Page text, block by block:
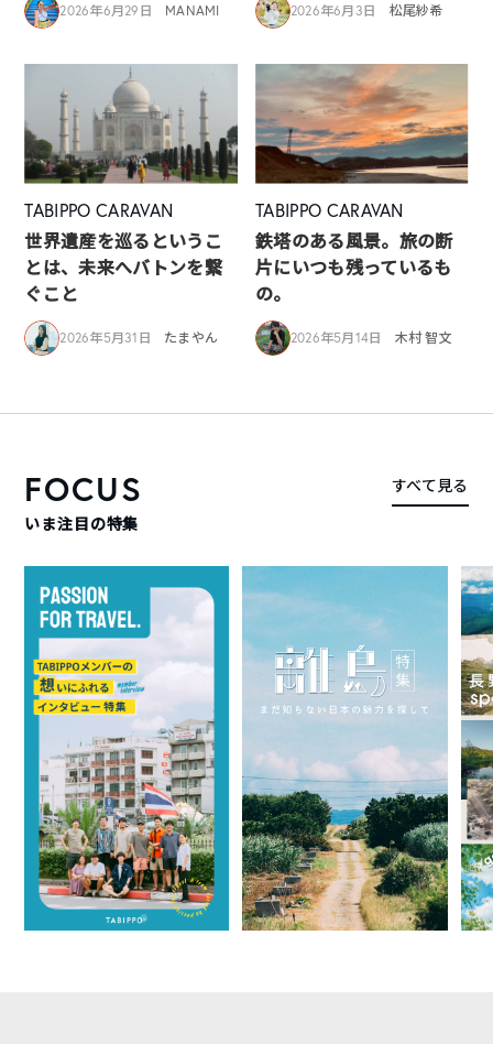
2026年6月29日 MANAMI 2026年6月3日 松尾紗希
TABIPPO CARAVAN
世界遺産を巡るというこ
とは、未来へバトンを繋
ぐこと
2026年5月31日 たまやん
TABIPPO CARAVAN
鉄塔のある風景。旅の断
片にいつも残っているも
の。
2026年5月14日 木村 智文
FOCUS
いま注目の特集
すべて見る